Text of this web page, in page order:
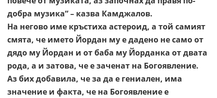
добра музика“ – казва Камджалов.
На негово име кръстиха астероид, а той самият
смята, че името Йордан му е дадено не само от
дядо му Йордан и от баба му Йорданка от двата
рода, а и затова, че е заченат на Богоявление.
Аз бих добавила, че за да е гениален, има
значение и факта, че на Богоявление е